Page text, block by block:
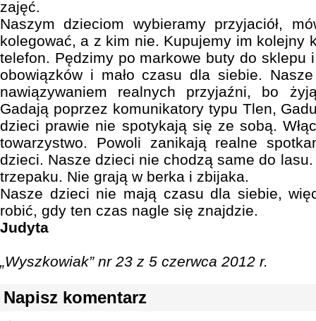
zajęć.
Naszym dzieciom wybieramy przyjaciół,
kolegować, a z kim nie. Kupujemy im kolejny
telefon. Pędzimy po markowe buty do sklepu
obowiązków i mało czasu dla siebie.
nawiązywaniem realnych przyjaźni, bo
Gadają poprzez komunikatory typu Tlen,
dzieci prawie nie spotykają się ze sobą.
towarzystwo. Powoli zanikają realne
dzieci. Nasze dzieci nie chodzą same do lasu.
trzepaku. Nie grają w berka i zbijaka.
Nasze dzieci nie mają czasu dla siebie,
robić, gdy ten czas nagle się znajdzie.
Judyta
„Wyszkowiak” nr 23 z 5 czerwca 2012 r.
Napisz komentarz